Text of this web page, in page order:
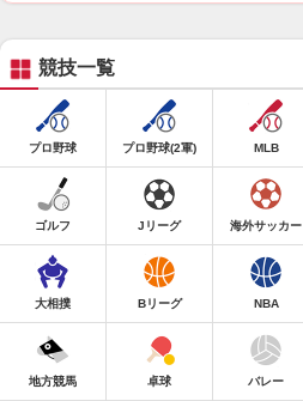
競技一覧
プロ野球 プロ野球(2軍) MLB
ゴルフ Jリーグ 海外サッカー
大相撲 Bリーグ NBA
地方競馬 卓球 バレー